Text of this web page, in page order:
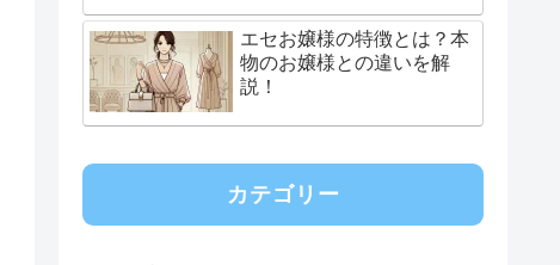
エセお嬢様の特徴とは？本
物のお嬢様との違いを解
説！
カテゴリー